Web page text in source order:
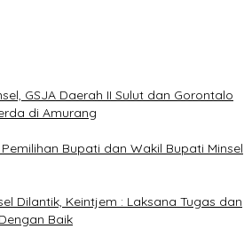
GSJA Daerah II Sulut dan Gorontalo
di Amurang
Bupati dan Wakil Bupati Minsel
Dilantik, Keintjem : Laksana Tugas dan
Baik